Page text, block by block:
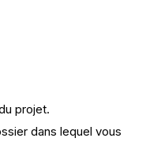
projet.
dans lequel vous